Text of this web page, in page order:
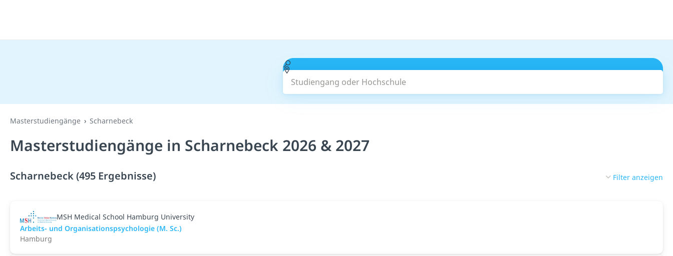
Studiengang oder Hochschule
Masterstudiengänge Scharnebeck
Masterstudiengänge in Scharnebeck 2026 & 2027
Scharnebeck (495 Ergebnisse) Filter anzeigen
MSH Medical School Hamburg University
Arbeits- und Organisationspsychologie (M. Sc.)
Hamburg